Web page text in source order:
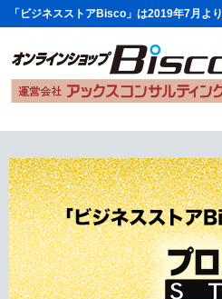
「ビジネスストアBisco」は2019年7月より